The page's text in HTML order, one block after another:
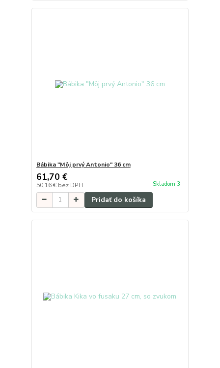
Bábika "Môj prvý Antonio" 36 cm
61,70 €
50,16 € bez DPH Skladom 3
Pridať do košíka